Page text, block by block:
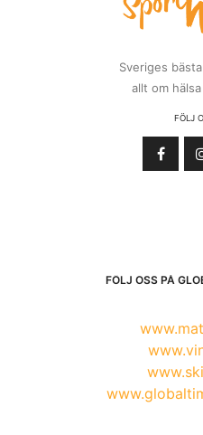
Sveriges
allt om
FÖLJ
FÖLJ OSS PÅ